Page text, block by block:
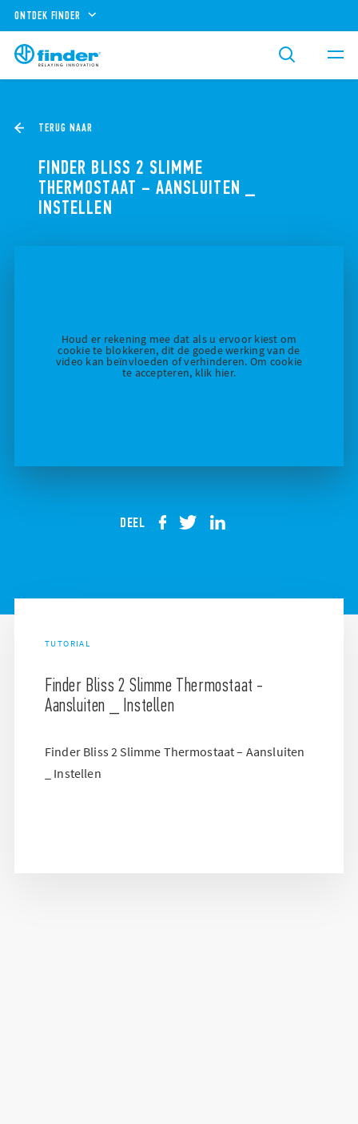
ONTDEK FINDER
TERUG NAAR
FINDER BLISS 2 SLIMME
THERMOSTAAT – AANSLUITEN _
INSTELLEN
Houd er rekening mee dat als u ervoor kiest om
cookie te blokkeren, dit de goede werking van de
video kan beïnvloeden of verhinderen. Om cookie
te accepteren, klik hier.
DEEL
TUTORIAL
Finder Bliss 2 Slimme Thermostaat -
Aansluiten _ Instellen
Finder Bliss 2 Slimme Thermostaat – Aansluiten
_ Instellen